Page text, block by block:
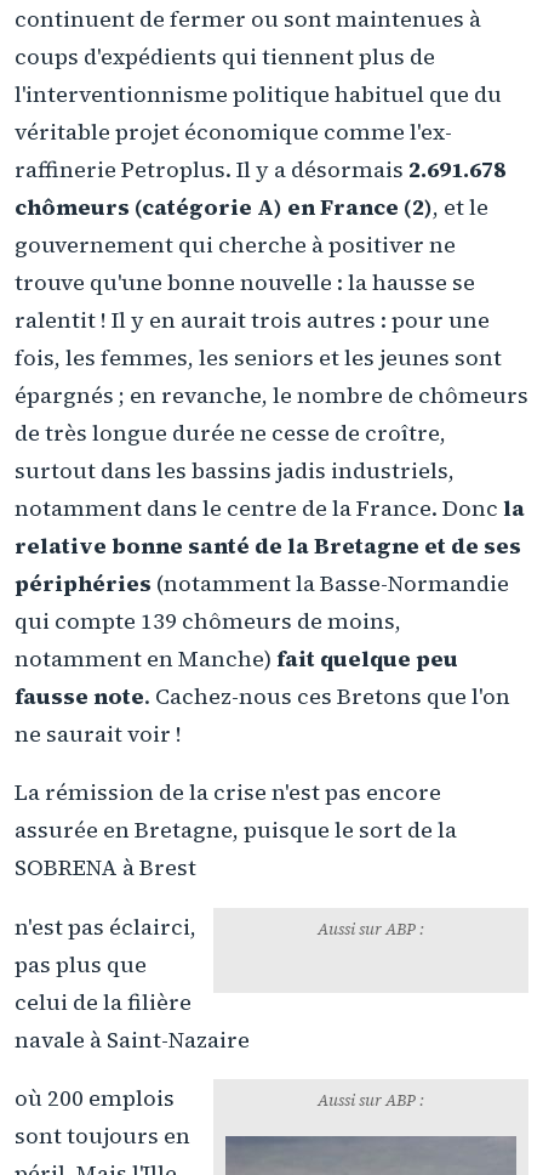
continuent de fermer ou sont maintenues à
coups d'expédients qui tiennent plus de
l'interventionnisme politique habituel que du
véritable projet économique comme l'ex-
raffinerie Petroplus. Il y a désormais 2.691.678
chômeurs (catégorie A) en France (2), et le
gouvernement qui cherche à positiver ne
trouve qu'une bonne nouvelle : la hausse se
ralentit ! Il y en aurait trois autres : pour une
fois, les femmes, les seniors et les jeunes sont
épargnés ; en revanche, le nombre de chômeurs
de très longue durée ne cesse de croître,
surtout dans les bassins jadis industriels,
notamment dans le centre de la France. Donc la
relative bonne santé de la Bretagne et de ses
périphéries (notamment la Basse-Normandie
qui compte 139 chômeurs de moins,
notamment en Manche) fait quelque peu
fausse note. Cachez-nous ces Bretons que l'on
ne saurait voir !
La rémission de la crise n'est pas encore
assurée en Bretagne, puisque le sort de la
SOBRENA à Brest
Aussi sur ABP :
Bretagne
n'est pas éclairci,
pas plus que
celui de la filière
navale à Saint-Nazaire
Aussi sur ABP :
où 200 emplois
sont toujours en